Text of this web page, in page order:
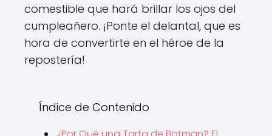
comestible que hará brillar los ojos del
cumpleañero. ¡Ponte el delantal, que es
hora de convertirte en el héroe de la
repostería!
Índice de Contenido